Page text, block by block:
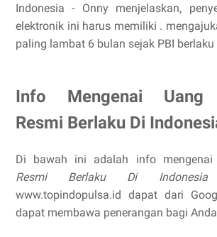
Indonesia - Onny menjelaskan,
elektronik ini harus memiliki .
paling lambat 6 bulan sejak PBI berlaku
Info Mengenai Uang
Resmi Berlaku Di
Di bawah ini adalah info mengenai
Resmi Berlaku Di
www.topindopulsa.id dapat dari
dapat membawa penerangan bagi